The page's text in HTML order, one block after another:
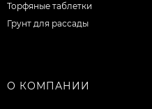
Торфяные таблетки
Грунт для рассады
О КОМПАНИИ